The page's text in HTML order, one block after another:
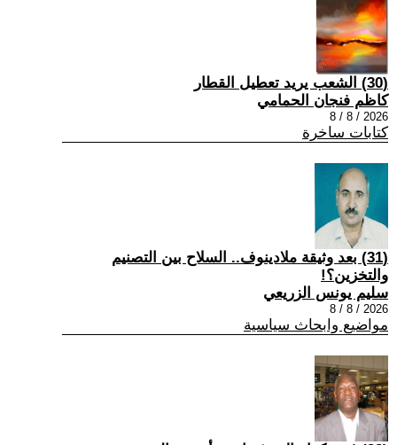
(30) الشعب يريد تعطيل القطار
كاظم فنجان الحمامي
2026 / 8 / 8
كتابات ساخرة
(31) بعد وثيقة ملادينوف.. السلاح بين التصنيم
والتخزين؟!
سليم يونس الزريعي
2026 / 8 / 8
مواضيع وابحاث سياسية